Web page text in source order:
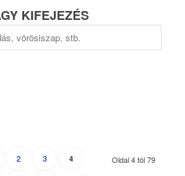
KIFEJEZÉS
Oldal 4 tól 79
2 3 4